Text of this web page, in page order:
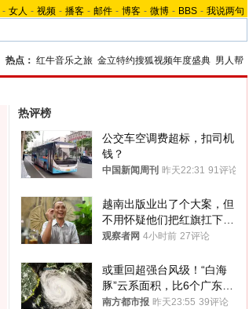
- 女人 - 视频 - 播客 - 邮件 - 博客 - 微博 - BBS - 我说两句
热点： 红牛音乐之旅 金立特约搜狐视频年度盛典 男人帮
热评榜
公交车空调费超标，扣司机
钱？
中国新闻周刊 昨天22:31 91评论
越南出版业出了个大案，但
不用怀疑他们把红旗扛下去
的决心
观察者网 4小时前 27评论
或重回超强台风级！“白海
豚”云系面积，比6个广东还
大！深圳官方：注意这件事
南方都市报 昨天23:55 39评论